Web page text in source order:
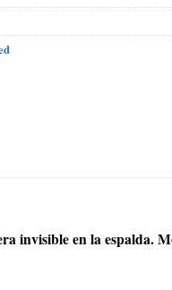
invisible en la espalda.